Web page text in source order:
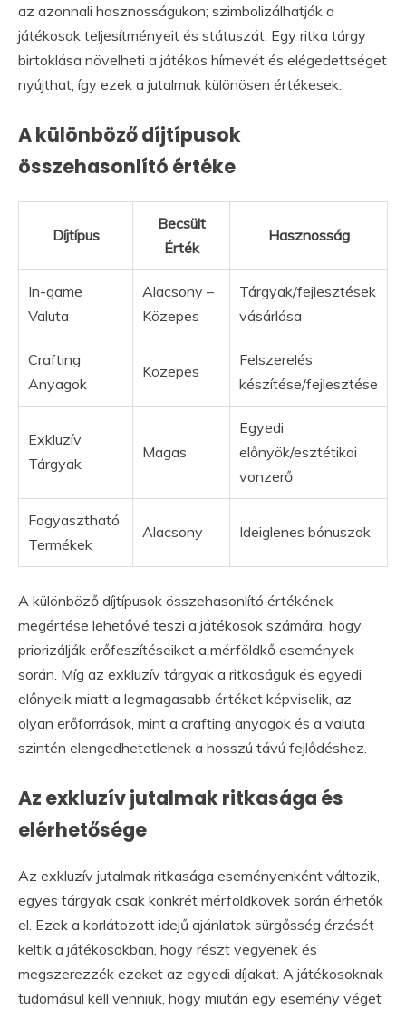
az azonnali hasznosságukon; szimbolizálhatják a
játékosok teljesítményeit és státuszát. Egy ritka tárgy
birtoklása növelheti a játékos hírnevét és elégedettséget
nyújthat, így ezek a jutalmak különösen értékesek.
A különböző díjtípusok
összehasonlító értéke
Díjtípus
Becsült
Érték
Hasznosság
In-game
Valuta
Alacsony –
Közepes
Tárgyak/fejlesztések
vásárlása
Crafting
Anyagok
Közepes
Felszerelés
készítése/fejlesztése
Exkluzív
Tárgyak
Magas
Egyedi
előnyök/esztétikai
vonzerő
Fogyasztható
Termékek
Alacsony Ideiglenes bónuszok
A különböző díjtípusok összehasonlító értékének
megértése lehetővé teszi a játékosok számára, hogy
priorizálják erőfeszítéseiket a mérföldkő események
során. Míg az exkluzív tárgyak a ritkaságuk és egyedi
előnyeik miatt a legmagasabb értéket képviselik, az
olyan erőforrások, mint a crafting anyagok és a valuta
szintén elengedhetetlenek a hosszú távú fejlődéshez.
Az exkluzív jutalmak ritkasága és
elérhetősége
Az exkluzív jutalmak ritkasága eseményenként változik,
egyes tárgyak csak konkrét mérföldkövek során érhetők
el. Ezek a korlátozott idejű ajánlatok sürgősség érzését
keltik a játékosokban, hogy részt vegyenek és
megszerezzék ezeket az egyedi díjakat. A játékosoknak
tudomásul kell venniük, hogy miután egy esemény véget